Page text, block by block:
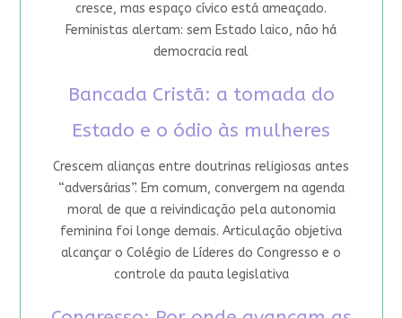
cresce, mas espaço cívico está ameaçado.
Feministas alertam: sem Estado laico, não há
democracia real
Bancada Cristã: a tomada do
Estado e o ódio às mulheres
Crescem alianças entre doutrinas religiosas antes
“adversárias”. Em comum, convergem na agenda
moral de que a reivindicação pela autonomia
feminina foi longe demais. Articulação objetiva
alcançar o Colégio de Líderes do Congresso e o
controle da pauta legislativa